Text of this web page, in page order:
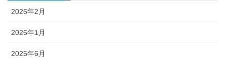
2026年2月
2026年1月
2025年6月